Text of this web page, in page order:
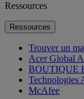
Ressources
Ressources
Trouver un
Acer Global
BOUTIQUE
Technologies
McAfee